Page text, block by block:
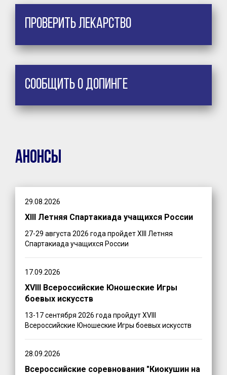
Проверить лекарство
Сообщить о допинге
Анонсы
29.08.2026
XIII Летняя Спартакиада учащихся России
27-29 августа 2026 года пройдет XIII Летняя
Спартакиада учащихся России
17.09.2026
XVIII Всероссийские Юношеские Игры
боевых искусств
13-17 сентября 2026 года пройдут XVIII
Всероссийские Юношеские Игры боевых искусств
28.09.2026
Всероссийские соревнования "Киокушин на